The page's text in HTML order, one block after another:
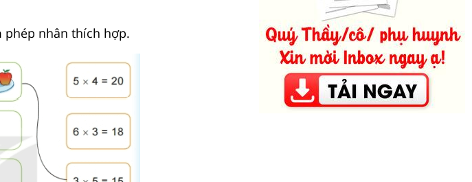
phép nhân thích hợp.